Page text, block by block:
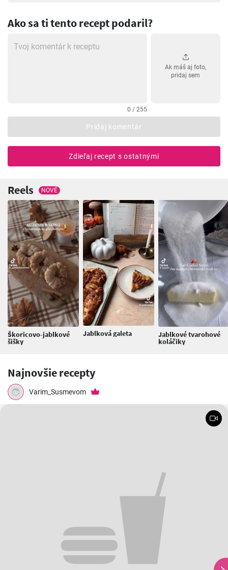
Ako sa ti tento recept podaril?
0 / 255
Ak máš aj foto,
pridaj sem
Pridaj komentár
Zdieľaj recept s ostatnými
Reels NOVÉ
Škoricovo-jablkové
šišky
Jablková galeta Jablkové tvarohové
koláčiky
Najnovšie recepty
Varim_Susmevom